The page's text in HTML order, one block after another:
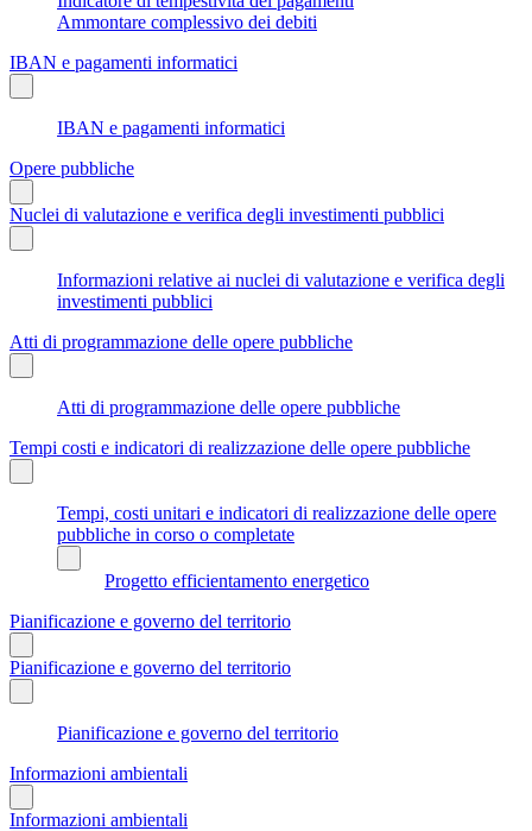
Ammontare complessivo dei debiti
IBAN e pagamenti informatici
IBAN e pagamenti informatici
Opere pubbliche
Nuclei di valutazione e verifica degli investimenti pubblici
Informazioni relative ai nuclei di valutazione e verifica degli
investimenti pubblici
Atti di programmazione delle opere pubbliche
Atti di programmazione delle opere pubbliche
Tempi costi e indicatori di realizzazione delle opere pubbliche
Tempi, costi unitari e indicatori di realizzazione delle opere
pubbliche in corso o completate
Progetto efficientamento energetico
Pianificazione e governo del territorio
Pianificazione e governo del territorio
Pianificazione e governo del territorio
Informazioni ambientali
Informazioni ambientali